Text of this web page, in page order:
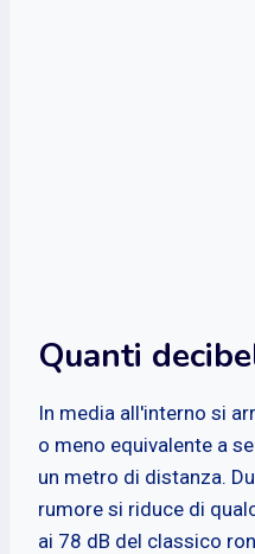
Quanti
In media all'interno si
o meno equivalente a
un metro di distanza.
rumore si riduce di
ai 78 dB del classico